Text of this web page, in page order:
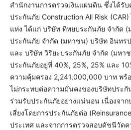
สำนักงานการตรวจเงินแผ่นดิน ซึ่งได้รับ
ประกันภัย Construction All Risk
แห่ง ได้แก่ บริษัท ทิพยประกันภัย จำกัด
ประกันภัย จำกัด (มหาชน) บริษัท อินทร
และ บริษัท วิริยะประกันภัย จำกัด (มหา
ประกันภัยอยู่ที่ 40%, 25%, 25% และ
ความคุ้มครอง 2,241,000,000 บาท พร้
ไม่กระทบต่อความมั่นคงของบริษัทประ
ร่วมรับประกันภัยอย่างแน่นอน เนื่องจา
เสี่ยงโดยการประกันภัยต่อ
ประเทศ และจากการตรวจสอบดัชนีวัด